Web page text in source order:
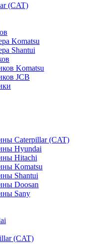
(CAT)
Komatsu
Shantui
Komatsu
JCB
Caterpillar (CAT)
Hyundai
Hitachi
Komatsu
Shantui
Doosan
Sany
(CAT)